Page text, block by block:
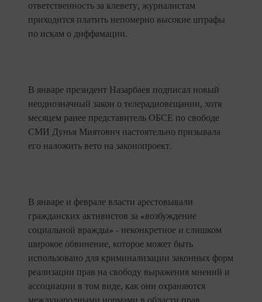
ответственность за клевету, журналистам
приходится платить непомерно высокие штрафы
по искам о диффамации.
В январе президент Назарбаев подписал новый
неоднозначный закон о телерадиовещании, хотя
месяцем ранее представитель ОБСЕ по свободе
СМИ Дунья Миятович настоятельно призывала
его наложить вето на законопроект.
В январе и феврале власти арестовывали
гражданских активистов за «возбуждение
социальной вражды» - неконкретное и слишком
широкое обвинение, которое может быть
использовано для криминализации законных форм
реализации прав на свободу выражения мнений и
ассоциации в том виде, как они охраняются